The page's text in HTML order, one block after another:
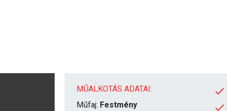
MŰALKOTÁS ADATAI:
Műfaj: Festmény